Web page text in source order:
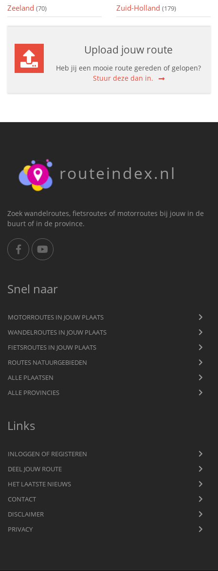
Zeeland (70) Zuid-Holland (179)
Upload jouw route
Heb jij een mooie route gereden of gelopen?
Stuur deze dan in.
routeindex.nl
Zoek wandelroutes, fietsroutes of motorroutes bij jouw in de
buurt of in de province.
Snel naar
MOTORROUTES IN JOUW PLAATS
WANDELROUTES IN JOUW PLAATS
FIETSROUTES IN JOUW PLAATS
ROUTES NATUURGEBIEDEN
ALLE PLAATSEN
ALLE PROVINCIES
Links
INLOGGEN OF REGISTEREN
DEEL JOUW ROUTE
HET LAATSTE NIEUWS
CONTACT
DISCLAIMER
PRIVACY